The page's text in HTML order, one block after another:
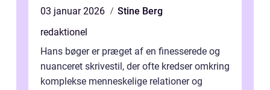
03 januar 2026
Stine Berg
redaktionel
Hans bøger er præget af en finesserede og
nuanceret skrivestil, der ofte kredser omkring
komplekse menneskelige relationer og